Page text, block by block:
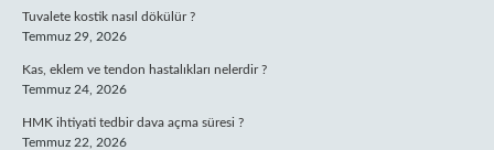
Tuvalete kostik nasıl dökülür ?
Temmuz 29, 2026
Kas, eklem ve tendon hastalıkları nelerdir ?
Temmuz 24, 2026
HMK ihtiyati tedbir dava açma süresi ?
Temmuz 22, 2026